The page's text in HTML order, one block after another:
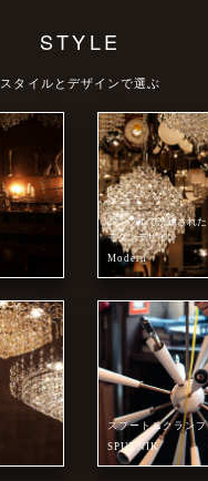
STYLE
スタイルとデザインで選ぶ
シンプルで洗練された
モダンデザイン
Modern
スプートニクランプ
SPUTNIK